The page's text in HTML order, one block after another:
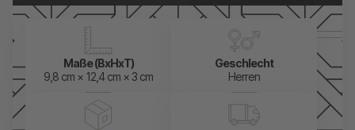
Maße (BxHxT)
9,8 cm × 12,4 cm × 3 cm
Geschlecht
Herren